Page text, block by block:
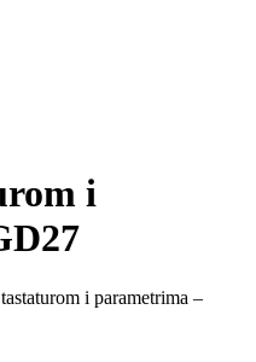
i
i parametrima –